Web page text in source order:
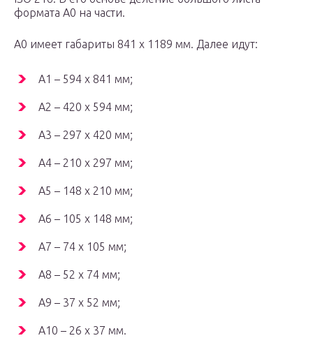
формата А0 на части.
А0 имеет габариты 841 х 1189 мм. Далее идут:
А1 – 594 х 841 мм;
А2 – 420 х 594 мм;
А3 – 297 х 420 мм;
А4 – 210 х 297 мм;
А5 – 148 х 210 мм;
А6 – 105 х 148 мм;
А7 – 74 х 105 мм;
А8 – 52 х 74 мм;
А9 – 37 х 52 мм;
А10 – 26 х 37 мм.